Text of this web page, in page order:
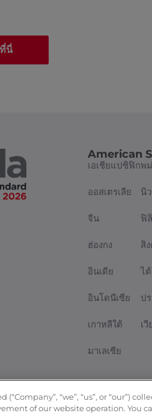
นี่
American
เอเชียแปซิฟิก
ออสเตรเลีย
จีน
ฮ่องกง
อินเดีย
อินโดนีเซีย
เกาหลีใต้
มาเลเซีย
พ
นิ
ฟิ
สิ
ไ
ป
เ
“we”, “us”, or “our”)
of our website operation. You